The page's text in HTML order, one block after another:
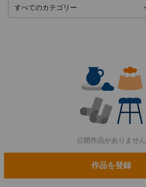
公開作品がありません
作品を登録